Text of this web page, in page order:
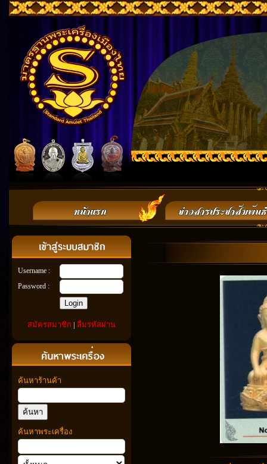
Username :
Password :
สมัครสมาชิก | ลืมรหัสผ่าน
ค้นหาร้านค้า
ค้นหาพระเครื่อง